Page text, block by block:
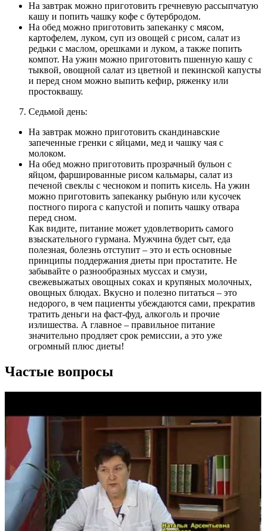
На завтрак можно приготовить гречневую рассыпчатую
кашу и попить чашку кофе с бутербродом.
На обед можно приготовить запеканку с мясом,
картофелем, луком, суп из овощей с рисом, салат из
редьки с маслом, орешками и луком, а также попить
компот. На ужин можно приготовить пшенную кашу с
тыквой, овощной салат из цветной и пекинской капусты
и перед сном можно выпить кефир, ряженку или
простоквашу.
Седьмой день:
На завтрак можно приготовить скандинавские
запеченные гренки с яйцами, мед и чашку чая с
молоком.
На обед можно приготовить прозрачный бульон с
яйцом, фаршированные рисом кальмары, салат из
печеной свеклы с чесноком и попить кисель. На ужин
можно приготовить запеканку рыбную или кусочек
постного пирога с капустой и попить чашку отвара
перед сном.
Как видите, питание может удовлетворить самого
взыскательного гурмана. Мужчина будет сыт, еда
полезная, болезнь отступит – это и есть основные
принципы поддержания диеты при простатите. Не
забывайте о разнообразных муссах и смузи,
свежевыжатых овощных соках и крупяных молочных,
овощных блюдах. Вкусно и полезно питаться – это
недорого, в чем пациенты убеждаются сами, прекратив
тратить деньги на фаст-фуд, алкоголь и прочие
излишества. А главное – правильное питание
значительно продляет срок ремиссии, а это уже
огромный плюс диеты!
Частые вопросы